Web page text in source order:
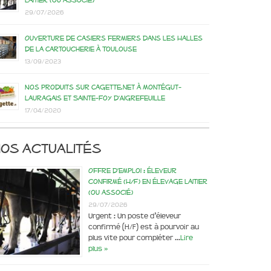
29/07/2026
Ouverture de casiers fermiers dans les Halles
de la Cartoucherie à Toulouse
13/09/2023
Nos produits sur Cagette.net à Montégut-
Lauragais et Sainte-Foy d’Aigrefeuille
17/04/2020
actualités
Offre d’emploi : éleveur
confirmé (H/F) en élevage laitier
(ou associé)
29/07/2026
Urgent : Un poste d’éleveur
confirmé (H/F) est à pourvoir au
plus vite pour compléter …Lire
plus »